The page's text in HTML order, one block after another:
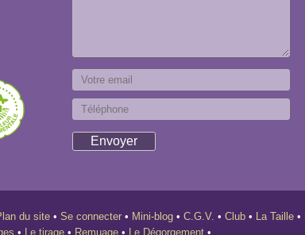
du site • Se connecter • Mini-blog • C.G.V. • Club • La Taille •
• Le tirage • Remuage • Le Dégorgement •